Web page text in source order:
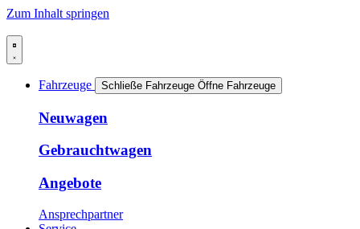
Zum Inhalt springen
Fahrzeuge Schließe Fahrzeuge Öffne Fahrzeuge
Neuwagen
Gebrauchtwagen
Angebote
Ansprechpartner